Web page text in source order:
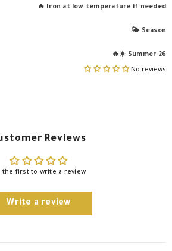
Iron at low temperature if needed
🔥
Season
🌤️
Summer 26
☀️🔥
No reviews
Reviews
the first to write a review
Write a review